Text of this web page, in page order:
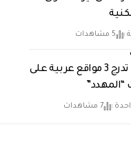
5 مشاهدات
“اليونسكو” تدرج 3 مواقع عربية على
“المهدد”
7 مشاهدات